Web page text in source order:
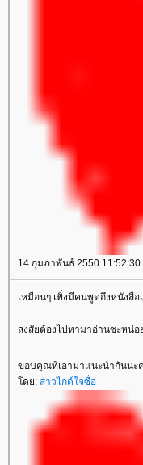
14 กุมภาพันธ์ 2550 11:52:30
เหมือนๆ เพิ่งมีคนพูดถึงหนังสื
สงสัยต้องไปหามาอ่านซะหน่อ
ขอบคุณที่เอามาแนะนำกันนะ
ดย: สาวไกด์ใจซื่อ